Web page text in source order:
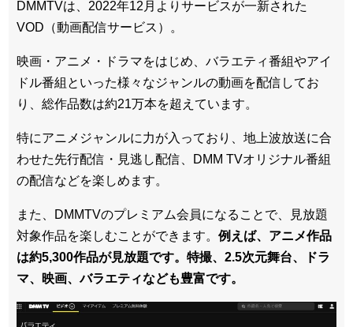
DMMTVは、2022年12月よりサービスが一新された
VOD（動画配信サービス）。
映画・アニメ・ドラマをはじめ、バラエティ番組やアイ
ドル番組といった様々なジャンルの動画を配信してお
り、総作品数は約21万本を超えています。
特にアニメジャンルに力が入っており、地上波放送に合
わせた先行配信・見逃し配信、DMM TVオリジナル番組
の配信などを楽しめます。
また、DMMTVのプレミアム会員になることで、見放題
対象作品を楽しむことができます。 例えば、アニメ作品
は約5,300作品が見放題です。特撮、2.5次元舞台、ドラ
マ、映画、バラエティなども豊富です。